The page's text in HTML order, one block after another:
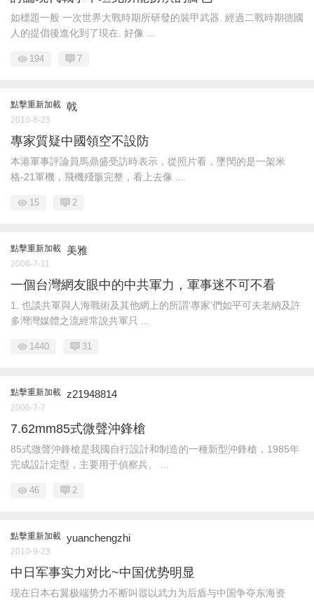
如標題一般 一次世界大戰時期所研發的裝甲武器. 經過二戰時期德國
人的提倡後進化到了現在. 好像 ...
194 7
點擊重新加載 戟
2010-8-23
專家質疑中國領空不設防
本港軍事評論員馬鼎盛受訪時表示，從照片看，墜閠的是一架米
格-21軍機，飛機殘骸完整，看上去像 ...
15 2
點擊重新加載 美雅
2006-7-11
一個台灣網友眼中的中共軍力，軍事迷不可不看
1. 也談共軍與人海戰術及其他網上的所謂‘專家’們如平可夫老納及許
多灣灣媒體之流經常說共軍只 ...
1440 31
點擊重新加載 z21948814
2006-7-7
7.62mm85式微聲沖鋒槍
85式微聲沖鋒槍是我國自行設計和制造的一種新型沖鋒槍，1985年
完成設計定型，主要用于偵察兵、 ...
46 2
點擊重新加載 yuanchengzhi
2010-9-23
中日军事实力对比~中国优势明显
现在日本右翼极端势力不断叫嚣以武力为后盾与中国争夺东海资